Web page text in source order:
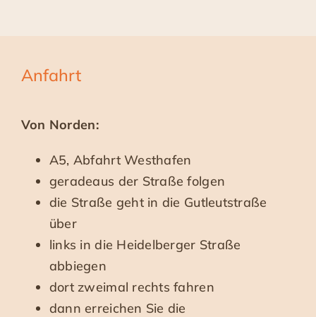
Anfahrt
Von Norden:
A5, Abfahrt Westhafen
geradeaus der Straße folgen
die Straße geht in die Gutleutstraße
über
links in die Heidelberger Straße
abbiegen
dort zweimal rechts fahren
dann erreichen Sie die